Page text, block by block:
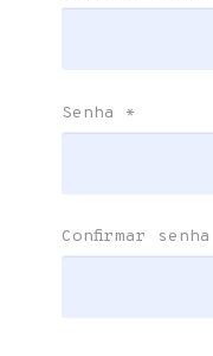
Senha *
Confirmar senha